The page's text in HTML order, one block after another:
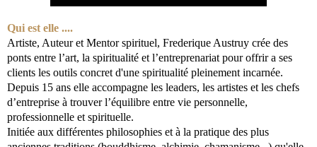
Qui est elle ....
Artiste, Auteur et Mentor spirituel, Frederique Austruy crée des
ponts entre l’art, la spiritualité et l’entreprenariat pour offrir a ses
clients les outils concret d'une spiritualité pleinement incarnée.
Depuis 15 ans elle accompagne les leaders, les artistes et les chefs
d’entreprise à trouver l’équilibre entre vie personnelle,
professionnelle et spirituelle.
Initiée aux différentes philosophies et à la pratique des plus